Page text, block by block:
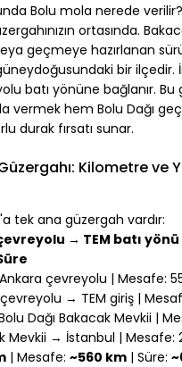
Bolu mola nerede
ortasında.
geçmeye hazırlanan
bir
batı yönüne bağlanır. Bu
vermek hem Bolu Dağı
durak fırsatı sunar.
Kilometre ve
tek ana güzergah vardır:
→ TEM batı
çevreyolu | Mesafe:
→ TEM giriş |
Dağı Bakacak Mevkii |
Mevkii → İstanbul | Mesafe:
| Mesafe: ~560 km | Süre: